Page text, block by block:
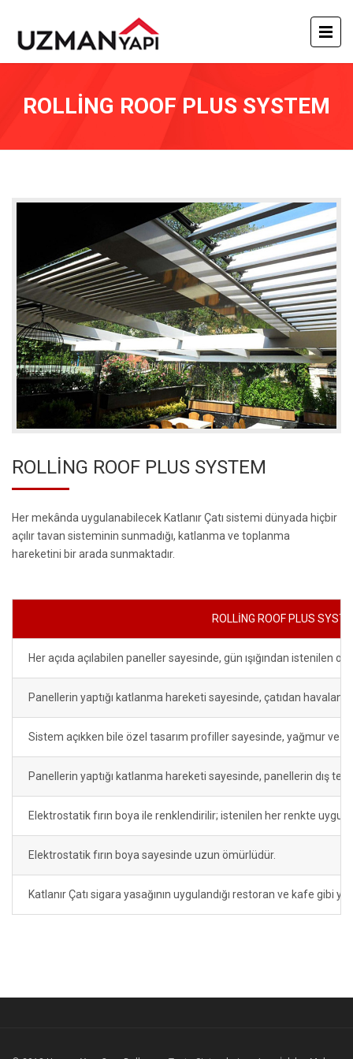
ROLLİNG ROOF PLUS SYSTEM
ROLLİNG ROOF PLUS SYSTEM
Her mekânda uygulanabilecek Katlanır Çatı sistemi dünyada hiçbir
açılır tavan sisteminin sunmadığı, katlanma ve toplanma
hareketini bir arada sunmaktadır.
ROLLİNG ROOF PLUS
Her açıda açılabilen paneller sayesinde, gün ışığından istenilen
Panellerin yaptığı katlanma hareketi sayesinde, çatıdan
Sistem açıkken bile özel tasarım profiller sayesinde, yağmur ve
Panellerin yaptığı katlanma hareketi sayesinde, panellerin dış
Elektrostatik fırın boya ile renklendirilir; istenilen her renkte
Elektrostatik fırın boya sayesinde uzun ömürlüdür.
Katlanır Çatı sigara yasağının uygulandığı restoran ve kafe gibi